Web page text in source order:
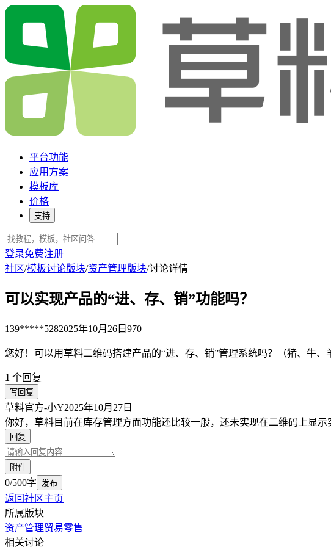
平台功能
应用方案
模板库
价格
支持
登录免费注册
社区/模板讨论版块/资产管理版块/讨论详情
可以实现产品的“进、存、销”功能吗？
139*****5282025年10月26日 970
您好！可以用草料二维码搭建产品的“进、存、销”管理系统吗？（猪、牛、
1 个回复
写回复
草料官方-小Y2025年10月27日
你好，草料目前在库存管理方面功能还比较一般，还未实现在二维码上显
回复
附件
0/500字 发布
返回社区主页
所属版块
资产管理贸易零售
相关讨论